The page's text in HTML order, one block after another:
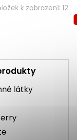
k zobrazení: 12
látky